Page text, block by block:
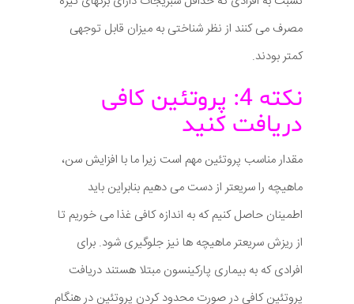
مصرف می کنند از نظر شناختی به میزان قابل توجهی
کمتر بودند.
نکته 4: پروتئین کافی
دریافت کنید
مقدار مناسب پروتئین مهم است زیرا ما با افزایش سن،
ماهیچه را سریعتر از دست می دهیم بنابراین باید
اطمینان حاصل کنیم که به اندازه کافی غذا می خوریم تا
از ریزش سریعتر ماهیچه ها نیز جلوگیری شود. برای
افرادی که به بیماری پارکینسون مبتلا هستند دریافت
پروتئین کافی در صورت محدود کردن پروتئین در هنگام